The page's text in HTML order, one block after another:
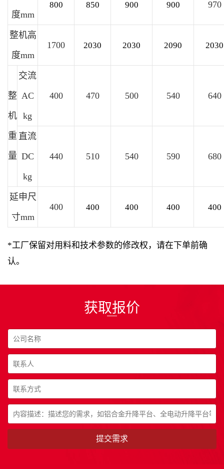
度mm
800 850 900 900 970
整机高
度mm
1700 2030 2030 2090 2030
整
机
重
量
交流
AC
kg
400 470 500 540 640
直流
DC
kg
440 510 540 590 680
延申尺
寸mm
400 400 400 400 400
*工厂保留对用料和技术参数的修改权，请在下单前确
认。
获取报价